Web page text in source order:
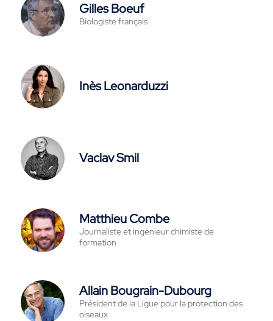
Gilles Boeuf
Biologiste français
Inès Leonarduzzi
Vaclav Smil
Matthieu Combe
Journaliste et ingénieur chimiste de
formation
Allain Bougrain-Dubourg
Président de la Ligue pour la protection des
oiseaux